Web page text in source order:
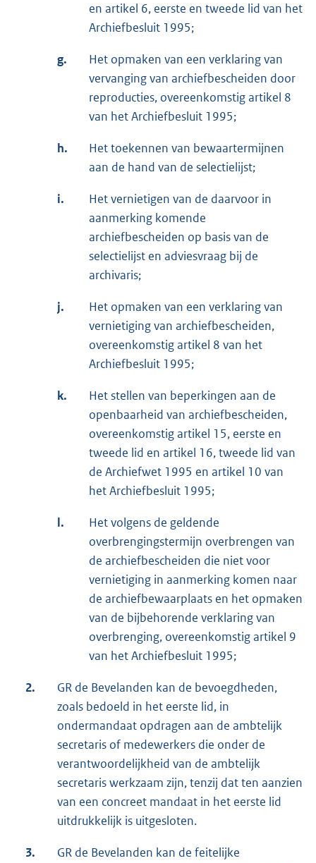
en artikel 6, eerste en tweede lid van het
Archiefbesluit 1995;
g.
Het opmaken van een verklaring van
vervanging van archiefbescheiden door
reproducties, overeenkomstig artikel 8
van het Archiefbesluit 1995;
h.
Het toekennen van bewaartermijnen
aan de hand van de selectielijst;
i.
Het vernietigen van de daarvoor in
aanmerking komende
archiefbescheiden op basis van de
selectielijst en adviesvraag bij de
archivaris;
j.
Het opmaken van een verklaring van
vernietiging van archiefbescheiden,
overeenkomstig artikel 8 van het
Archiefbesluit 1995;
k.
Het stellen van beperkingen aan de
openbaarheid van archiefbescheiden,
overeenkomstig artikel 15, eerste en
tweede lid en artikel 16, tweede lid van
de Archiefwet 1995 en artikel 10 van
het Archiefbesluit 1995;
l.
Het volgens de geldende
overbrengingstermijn overbrengen van
de archiefbescheiden die niet voor
vernietiging in aanmerking komen naar
de archiefbewaarplaats en het opmaken
van de bijbehorende verklaring van
overbrenging, overeenkomstig artikel 9
van het Archiefbesluit 1995;
2.
GR de Bevelanden kan de bevoegdheden,
zoals bedoeld in het eerste lid, in
ondermandaat opdragen aan de ambtelijk
secretaris of medewerkers die onder de
verantwoordelijkheid van de ambtelijk
secretaris werkzaam zijn, tenzij dat ten aanzien
van een concreet mandaat in het eerste lid
uitdrukkelijk is uitgesloten.
3.
GR de Bevelanden kan de feitelijke